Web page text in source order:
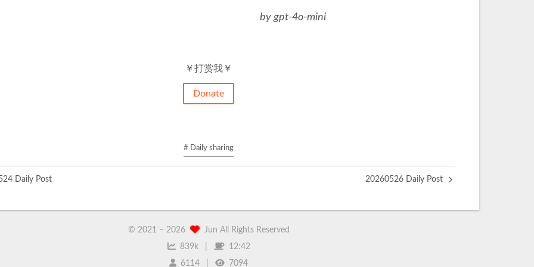
by gpt-4o-mini
￥打赏我￥
Donate
# Daily sharing
Daily Post 20260526 Daily Post
© 2021 – 2026
Jun All Rights Reserved
839k
12:42
6114
7094